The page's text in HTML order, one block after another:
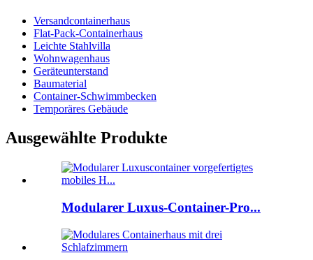
Versandcontainerhaus
Flat-Pack-Containerhaus
Leichte Stahlvilla
Wohnwagenhaus
Geräteunterstand
Baumaterial
Container-Schwimmbecken
Temporäres Gebäude
Ausgewählte Produkte
Modularer Luxus-Container-Pro...